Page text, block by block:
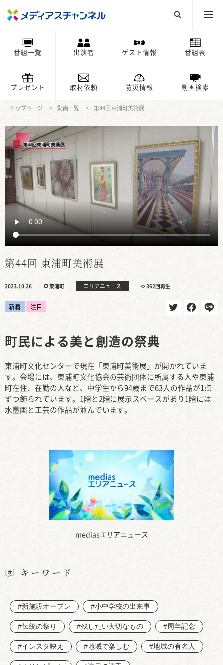
番組一覧 出演者 ゲスト情報 番組表
プレゼント 取材依頼 防災情報 動画検索
トップページ 動画一覧 第44回 東浦町美術展
第44回 東浦町美術展
2023.10.26 東浦町 エリアニュース 362回再生
新着 注目
mediasエリアニュース
町民による美と創造の祭典
東浦町文化センターで現在「東浦町美術展」が開かれていま
す。会場には、東浦町文化協会の芸術団体に所属する人や東浦
町在住、在勤の人など、中学生から94歳まで63人の作品が1点
ずつ飾られています。1階と2階に展示スペースがあり1階には
水墨画と工芸の作品が並んでいます。
キーワード
#新施設オープン #小中学校の出来事
#伝統の祭り #残したい大切なもの #周年記念
#インスタ映え #地域で楽しむ #地域の有名人